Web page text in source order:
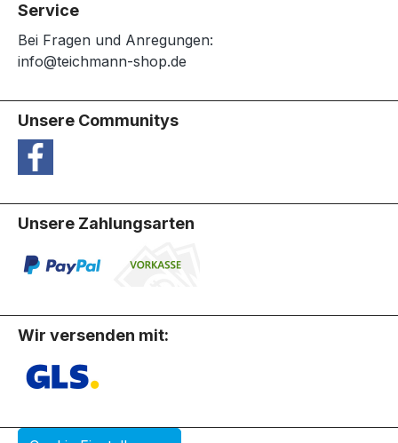
Service
Bei Fragen und Anregungen:
info@teichmann-shop.de
Unsere Communitys
Unsere Zahlungsarten
Wir versenden mit: